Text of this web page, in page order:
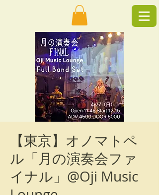
【東京】オノマトペ
ル「月の演奏会ファ
イナル」@Oji Music